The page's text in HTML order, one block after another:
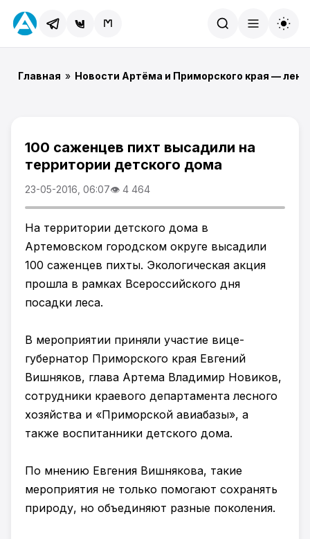
Главная » Новости Артёма и Приморского края —
100 саженцев пихт высадили на
территории детского дома
23-05-2016, 06:07👁 4 464
На территории детского дома в
Артемовском городском округе высадили
100 саженцев пихты. Экологическая акция
прошла в рамках Всероссийского дня
посадки леса.
В мероприятии приняли участие вице-
губернатор Приморского края Евгений
Вишняков, глава Артема Владимир Новиков,
сотрудники краевого департамента лесного
хозяйства и «Приморской авиабазы», а
также воспитанники детского дома.
По мнению Евгения Вишнякова, такие
мероприятия не только помогают сохранять
природу, но объединяют разные поколения.